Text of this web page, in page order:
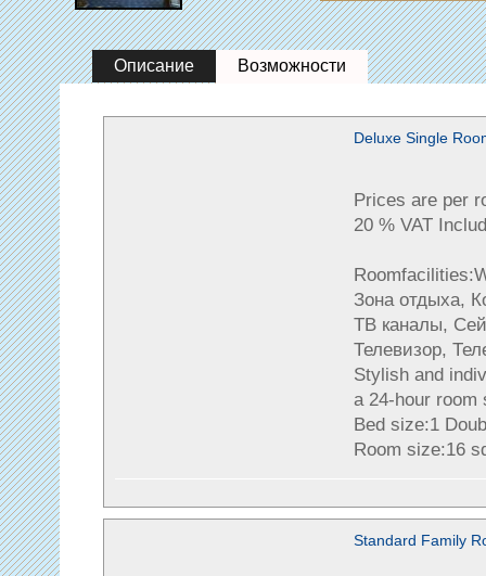
Описание Возможности
Deluxe Single
Prices are per
20 % VAT
Зона отдыха,
ТВ каналы,
Телевизор,
Stylish and
a 24-hour room
Bed size:1
Room size:16
Standard Family